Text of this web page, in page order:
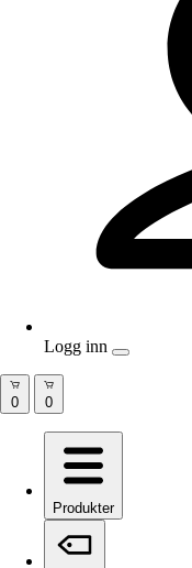
Produkter